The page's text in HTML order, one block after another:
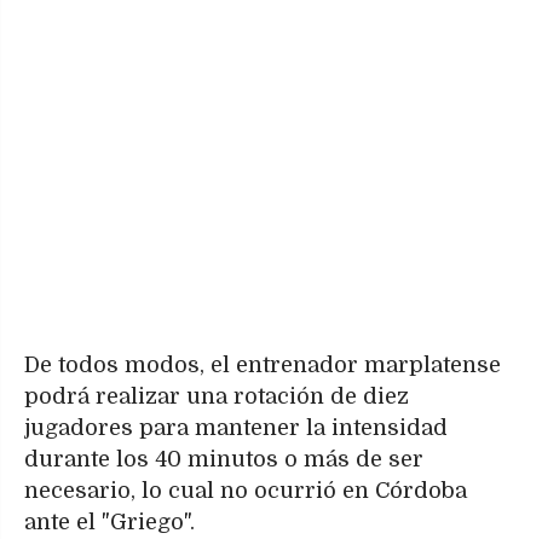
De todos modos, el entrenador marplatense
podrá realizar una rotación de diez
jugadores para mantener la intensidad
durante los 40 minutos o más de ser
necesario, lo cual no ocurrió en Córdoba
ante el "Griego".